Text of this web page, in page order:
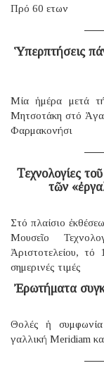
Πρό 60 ετων
Ὑπερπτήσεις
Μία ἡμέρα μετά
Μητσοτάκη στό
Φαρμακονήσι
Τεχνολογίες
τῶν
Στό πλαίσιο
Μουσεῖο
Ἀριστοτελείου,
σημερινές τιμές
Ἐρωτήματα
Θολές ἡ
γαλλική Μeridiam